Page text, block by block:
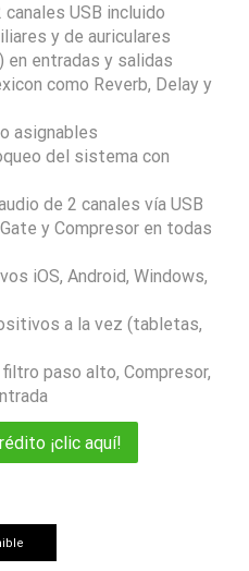
USB incluido
y de auriculares
en entradas y salidas
como Reverb, Delay y
asignables
del sistema con
de 2 canales vía USB
y Compresor en todas
iOS, Android, Windows,
a la vez (tabletas,
paso alto, Compresor,
¡clic aquí!